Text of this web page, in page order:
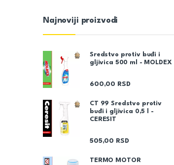
Najnoviji proizvodi
Sredstvo protiv buđi i
gljivica 500 ml - MOLDEX
600,00 RSD
CT 99 Sredstvo protiv
buđi i gljivica 0,5 l -
CERESIT
505,00 RSD
TERMO MOTOR